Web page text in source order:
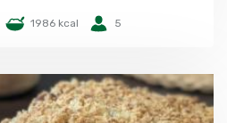
1986 kcal 5